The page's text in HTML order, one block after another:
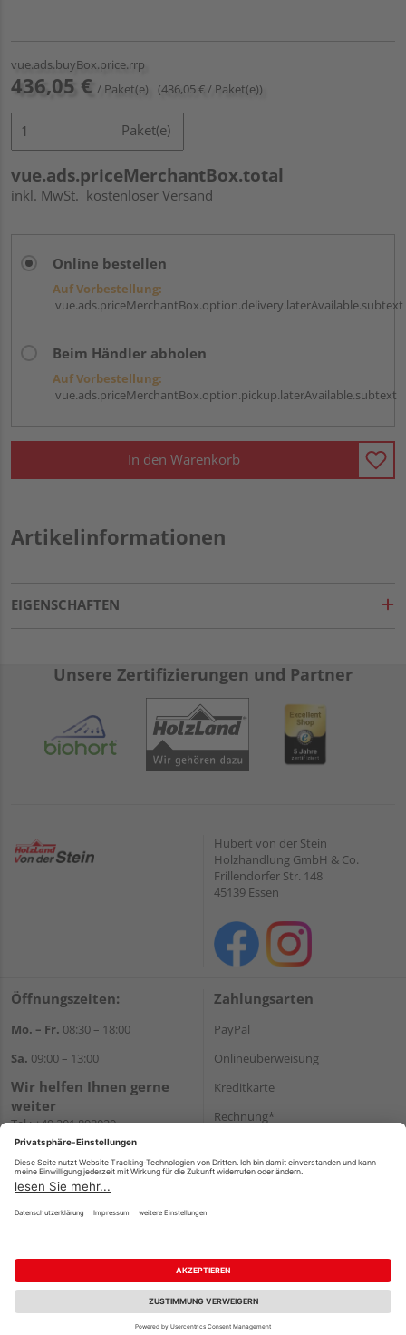
vue.ads.buyBox.price.rrp
436,05 € / Paket(e) (436,05 € / Paket(e))
Paket(e)
vue.ads.priceMerchantBox.total
inkl. MwSt. kostenloser Versand
Online bestellen
Auf Vorbestellung:
vue.ads.priceMerchantBox.option.delivery.laterAvailable.subtext
Beim Händler abholen
Auf Vorbestellung:
vue.ads.priceMerchantBox.option.pickup.laterAvailable.subtext
In den Warenkorb
Artikelinformationen
EIGENSCHAFTEN
Unsere Zertifizierungen und Partner
Hubert von der Stein
Holzhandlung GmbH & Co.
Frillendorfer Str. 148
45139 Essen
Öffnungszeiten:
Mo. – Fr. 08:30 – 18:00
Sa. 09:00 – 13:00
Wir helfen Ihnen gerne
weiter
Tel.:+49 201 898020
E-Mail:shop@vonderstein.de
Zahlungsarten
PayPal
Onlineüberweisung
Kreditkarte
Rechnung*
Versand
Impressum AGB Widerruf
Datenschutz
Reservierungsbedingungen
Vertrag widerrufen